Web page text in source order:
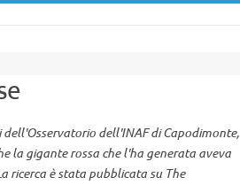
dell'INAF di Capodimonte,
la gigante rossa che l'ha generata aveva
ricerca è stata pubblicata su The